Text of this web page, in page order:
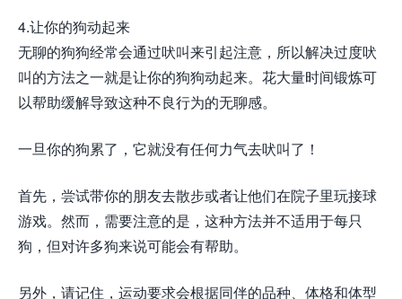
4.让你的狗动起来
无聊的狗狗经常会通过吠叫来引起注意，所以解决过度吠
叫的方法之一就是让你的狗狗动起来。花大量时间锻炼可
以帮助缓解导致这种不良行为的无聊感。
一旦你的狗累了，它就没有任何力气去吠叫了！
首先，尝试带你的朋友去散步或者让他们在院子里玩接球
游戏。然而，需要注意的是，这种方法并不适用于每只
狗，但对许多狗来说可能会有帮助。
另外，请记住，运动要求会根据同伴的品种、体格和体型